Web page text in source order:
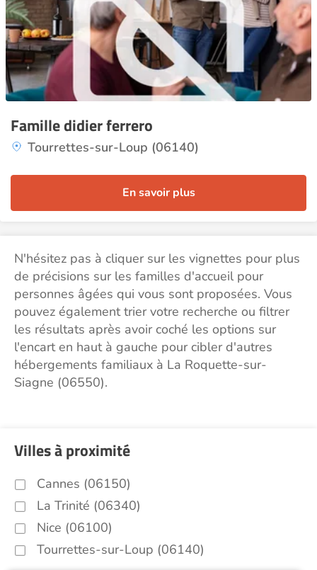
Famille didier ferrero
Tourrettes-sur-Loup (06140)
En savoir plus
N'hésitez pas à cliquer sur les vignettes pour plus
de précisions sur les familles d'accueil pour
personnes âgées qui vous sont proposées. Vous
pouvez également trier votre recherche ou filtrer
les résultats après avoir coché les options sur
l'encart en haut à gauche pour cibler d'autres
hébergements familiaux à La Roquette-sur-
Siagne (06550).
Villes à proximité
Cannes (06150)
La Trinité (06340)
Nice (06100)
Tourrettes-sur-Loup (06140)